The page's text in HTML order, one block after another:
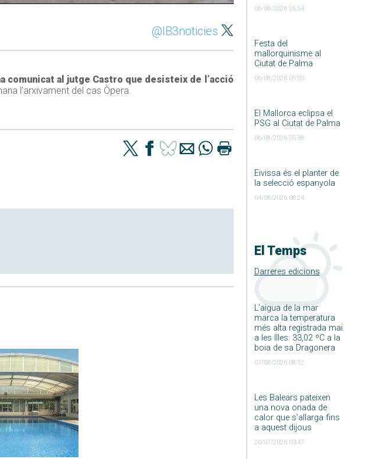
06/08/2026 05:54
Festa del
mallorquinisme al
Ciutat de Palma
06/08/2026 05:50
El Mallorca eclipsa el
PSG al Ciutat de Palma
06/08/2026 05:36
Eivissa és el planter de
la selecció espanyola
04/08/2026 08:24
El Temps
Darreres edicions
L’aigua de la mar
marca la temperatura
més alta registrada mai
a les Illes: 33,02 ºC a la
boia de sa Dragonera
07/08/2026 08:12
Les Balears pateixen
una nova onada de
calor que s’allarga fins
a aquest dijous
20/07/2026 03:47
@IB3noticies
comunicat al jutge Castro que desisteix de l’acció
l’arxivament del cas Òpera.